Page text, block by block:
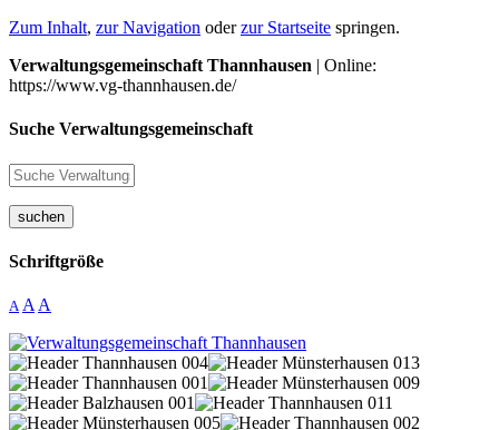
Zum Inhalt, zur Navigation oderzur Startseite springen.
Verwaltungsgemeinschaft Thannhausen | Online:
https://www.vg-thannhausen.de/
Suche Verwaltungsgemeinschaft
suchen
Schriftgröße
A A A